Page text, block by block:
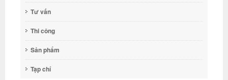
Tư vấn
Thi công
Sản phẩm
Tạp chí